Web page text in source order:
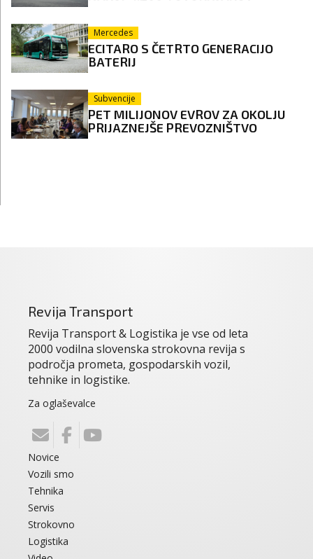
Mercedes
ECITARO S ČETRTO GENERACIJO
BATERIJ
Subvencije
PET MILIJONOV EVROV ZA OKOLJU
PRIJAZNEJŠE PREVOZNIŠTVO
Revija Transport
Revija Transport & Logistika je vse od leta
2000 vodilna slovenska strokovna revija s
področja prometa, gospodarskih vozil,
tehnike in logistike.
Za oglaševalce
Novice
Vozili smo
Tehnika
Servis
Strokovno
Logistika